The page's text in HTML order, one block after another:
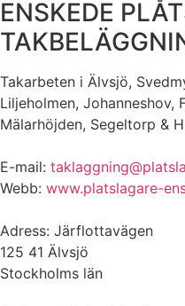
ENSKEDE
Takarbeten i Älvsjö,
Liljeholmen, Johanneshov,
Mälarhöjden, Segeltorp &
E-mail:
Webb: www.platslagare-
Adress: Järflottavägen
125 41 Älvsjö
Stockholms län